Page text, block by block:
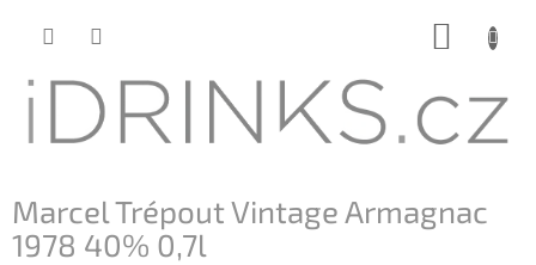
Marcel Trépout Vintage Armagnac
1978 40% 0,7l